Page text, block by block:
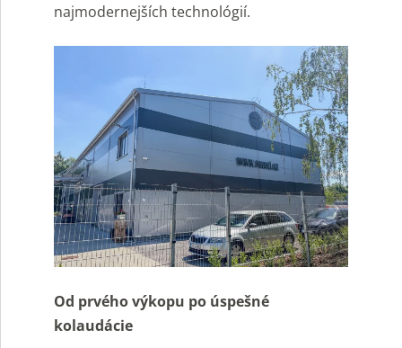
najmodernejších technológií.
Od prvého výkopu po úspešné
kolaudácie